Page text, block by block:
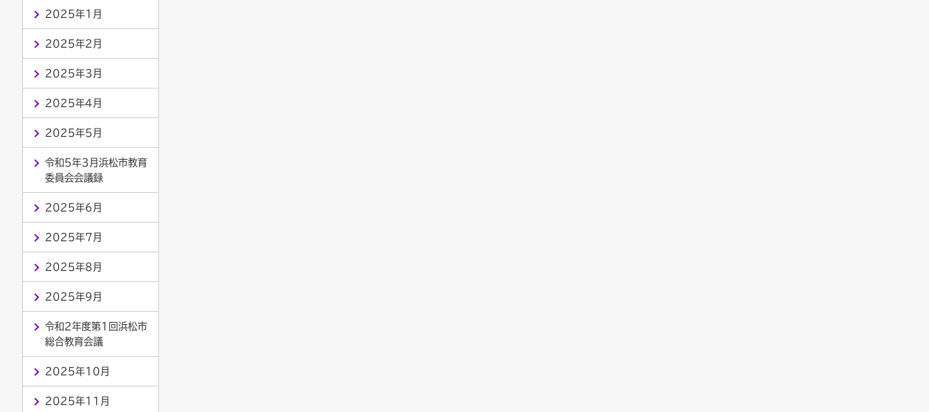
2025年1月
2025年2月
2025年3月
2025年4月
2025年5月
令和5年3月浜松市教育
委員会会議録
2025年6月
2025年7月
2025年8月
2025年9月
令和2年度第1回浜松市
総合教育会議
2025年10月
2025年11月